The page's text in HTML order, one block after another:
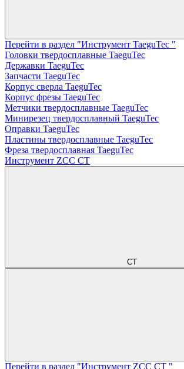
Перейти в раздел "Инструмент TaeguTec "
Головки твердосплавные TaeguTec
Державки TaeguTec
Запчасти TaeguTec
Корпус сверла TaeguTec
Корпус фрезы TaeguTec
Метчики твердосплавные TaeguTec
Минирезец твердосплавный TaeguTec
Оправки TaeguTec
Пластины твердосплавные TaeguTec
Фреза твердосплавная TaeguTec
Инструмент ZCС CT
CT
Перейти в раздел "Инструмент ZCС CT "